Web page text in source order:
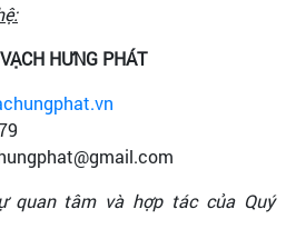
HƯNG PHÁT
quan tâm và hợp tác của Quý